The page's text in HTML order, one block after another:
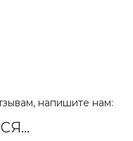
2-16-38
(81755) 2-18-62
напишите нам: